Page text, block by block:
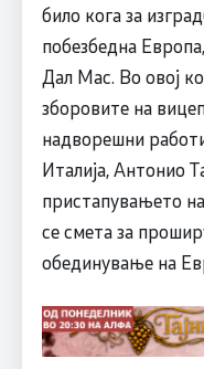
било кога за
побезбедна
Дал Мас. Во овој
зборовите на
надворешни
Италија, Антонио
пристапувањето
се смета за
обединување на